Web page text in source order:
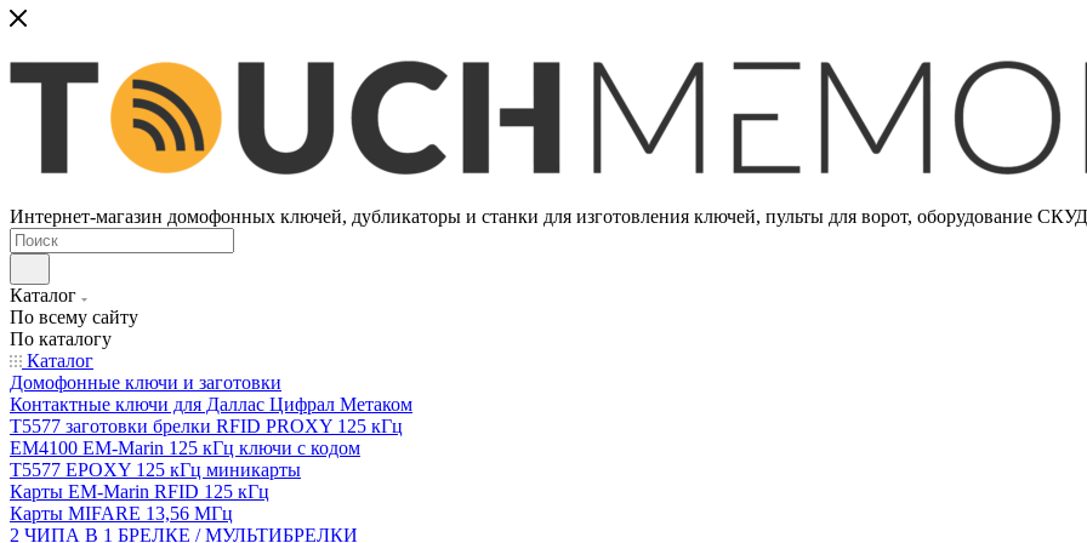
Интернет-магазин домофонных ключей, дубликаторы и станки для изготовления ключей, пульты для ворот, оборудование
Каталог
По всему сайту
По каталогу
Каталог
Домофонные ключи и заготовки
Контактные ключи для Даллас Цифрал Метаком
T5577 заготовки брелки RFID PROXY 125 кГц
EM4100 EM-Marin 125 кГц ключи с кодом
T5577 EPOXY 125 кГц миникарты
Карты EM-Marin RFID 125 кГц
Карты MIFARE 13,56 МГц
2 ЧИПА В 1 БРЕЛКЕ / МУЛЬТИБРЕЛКИ